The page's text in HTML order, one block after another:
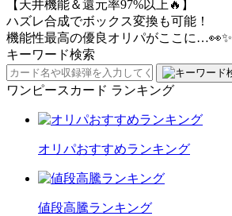
【天井機能＆還元率97%以上🔥】
ハズレ合成でボックス変換も可能！
機能性最高の優良オリパがここに…👀✨
キーワード検索
ワンピースカード ランキング
オリパおすすめランキング
値段高騰ランキング